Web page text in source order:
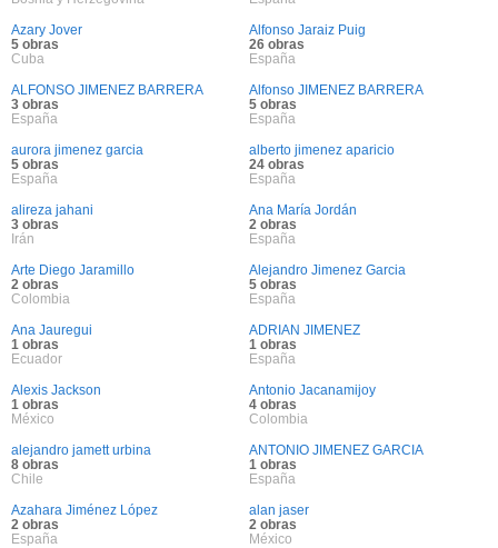
Azary Jover
5 obras
Cuba
Alfonso Jaraiz Puig
26 obras
España
ALFONSO JIMENEZ BARRERA
3 obras
España
Alfonso JIMENEZ BARRERA
5 obras
España
aurora jimenez garcia
5 obras
España
alberto jimenez aparicio
24 obras
España
alireza jahani
3 obras
Irán
Ana María Jordán
2 obras
España
Arte Diego Jaramillo
2 obras
Colombia
Alejandro Jimenez Garcia
5 obras
España
Ana Jauregui
1 obras
Ecuador
ADRIAN JIMENEZ
1 obras
España
Alexis Jackson
1 obras
México
Antonio Jacanamijoy
4 obras
Colombia
alejandro jamett urbina
8 obras
Chile
ANTONIO JIMENEZ GARCIA
1 obras
España
Azahara Jiménez López
2 obras
España
alan jaser
2 obras
México